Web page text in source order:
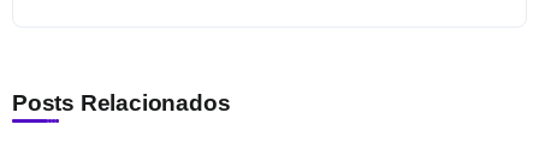
Posts Relacionados